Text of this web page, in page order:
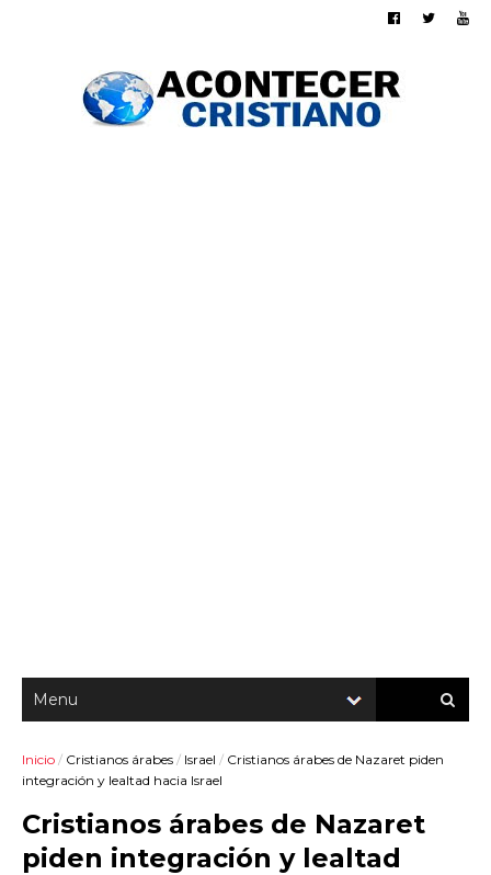
Inicio / Cristianos árabes / Israel / Cristianos árabes de Nazaret piden
integración y lealtad hacia Israel
Cristianos árabes de Nazaret
piden integración y lealtad